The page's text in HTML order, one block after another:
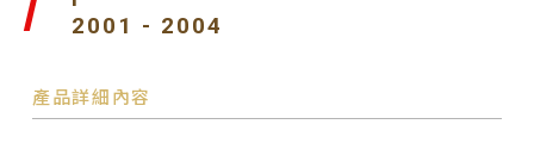
2001 - 2004
產品詳細內容